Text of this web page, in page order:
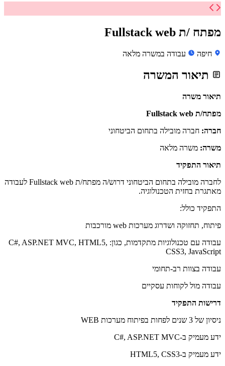
מפתח /ת Fullstack web
חיפה עבודה במשרה מלאה
תיאור המשרה
תיאור משרה
מפתח/ת Fullstack web
חברה: חברה מובילה בתחום הביטחוני
משרה: משרה מלאה
תיאור התפקיד
לחברה מובילה בתחום הביטחוני דרוש/ה מפתח/ת Fullstack web לעבודה
מאתגרת בחזית הטכנולוגיה.
התפקיד כולל:
פיתוח, תחזוקה ושדרוג מערכות web מורכבות
עבודה עם טכנולוגיות מתקדמות, כגון: C#, ASP.NET MVC, HTML5,
CSS3, JavaScript
עבודה בצוות רב-תחומי
עבודה מול לקוחות עסקיים
דרישות התפקיד
ניסיון של 3 שנים לפחות בפיתוח מערכות WEB
ידע מעמיק ב-C#, ASP.NET MVC
ידע מעמיק ב-HTML5, CSS3